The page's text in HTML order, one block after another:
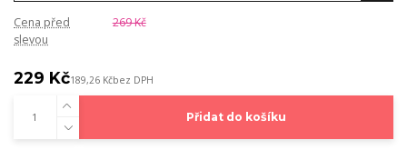
Cena před
slevou
269 Kč
229 Kč189,26 Kčbez DPH
Přidat do košíku